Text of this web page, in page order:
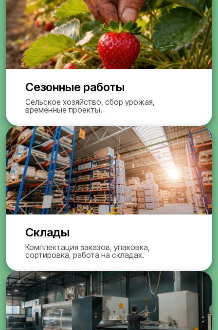
Сезонные работы
Сельское хозяйство, сбор урожая,
временные проекты.
Склады
Комплектация заказов, упаковка,
сортировка, работа на складах.